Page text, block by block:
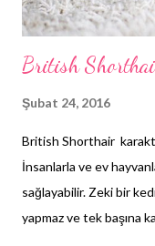
British
Şubat 24, 2016
British Shorthair
İnsanlarla ve ev
sağlayabilir. Zeki bir
yapmaz ve tek başına